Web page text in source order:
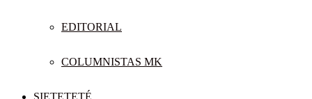
EDITORIAL
COLUMNISTAS MK
SIETETETÉ